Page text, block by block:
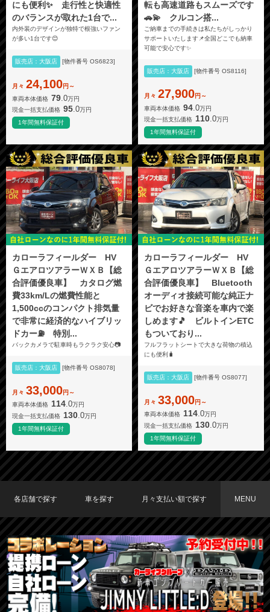
にも便利✨ 走行性と快適性
のバランスが取れた1台で...
内外装のデザインが独特で根強いファン
が多い1台です😊
販売店：大阪店 [物件番号 OS6823]
月々 24,100円～
車両本体価格 79 .0万円
現金一括支払価格 95.0万円
1年間無料保証付
転も高速道路もスムーズです
🚗💫 クルコン搭...
ご納車までの手続きは私たちがしっかり
サポートいたします📌全国どこでも納車
可能で安心です✨
販売店：大阪店 [物件番号 OS8116]
月々 27,900円～
車両本体価格 94 .0万円
現金一括支払価格 110.0万円
1年間無料保証付
カローラフィールダー HV
ＧエアロツアラーＷＸＢ【総
合評価優良車】 カタログ燃
費33km/Lの燃費性能と
1,500ccのコンパクト排気量
で非常に経済的なハイブリッ
ドカー⛽️ 特別...
バックカメラで駐車時もラクラク安心📷️
販売店：大阪店 [物件番号 OS8078]
月々 33,000円～
車両本体価格 114.0万円
現金一括支払価格 130 .0万円
1年間無料保証付
カローラフィールダー HV
ＧエアロツアラーＷＸＢ【総
合評価優良車】 Bluetooth
オーディオ接続可能な純正ナ
ビでお好きな音楽を車内で楽
しめます🎵 ビルトインETC
もついており...
フルフラットシートで大きな荷物の積込
にも便利🧳
販売店：大阪店 [物件番号 OS8077]
月々 33,000円～
車両本体価格 114.0万円
現金一括支払価格 130 .0万円
1年間無料保証付
各店舗で探す
TOKYO店在庫車両
大阪店在庫車両
福岡店在庫車両
車を探す
車種で探す
メーカーで探す
月々支払い額で探す
〜19,999円
20,000円〜29,999円
30,000円〜39,999円
40,000円〜49,999円
50,000円〜
MENU